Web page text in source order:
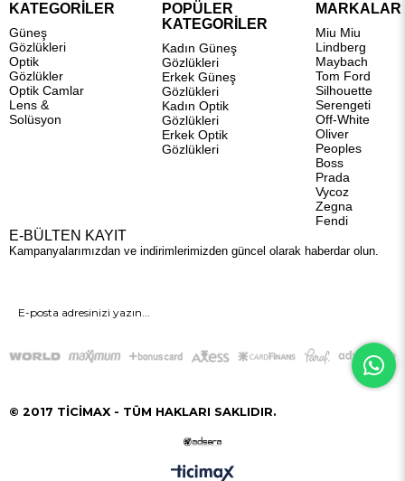
KATEGORİLER
Güneş
Gözlükleri
Optik
Gözlükler
Optik Camlar
Lens &
Solüsyon
POPÜLER
KATEGORİLER
Kadın Güneş
Gözlükleri
Erkek Güneş
Gözlükleri
Kadın Optik
Gözlükleri
Erkek Optik
Gözlükleri
MARKALAR
Miu Miu
Lindberg
Maybach
Tom Ford
Silhouette
Serengeti
Off-White
Oliver
Peoples
Boss
Prada
Vycoz
Zegna
Fendi
E-BÜLTEN KAYIT
Kampanyalarımızdan ve indirimlerimizden güncel olarak haberdar olun.
GÖNDER
© 2017 TİCİMAX - TÜM HAKLARI SAKLIDIR.